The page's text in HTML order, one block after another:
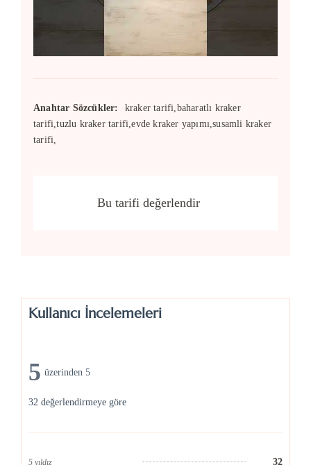
Anahtar Sözcükler:
kraker tarifi,baharatlı kraker
tarifi,tuzlu kraker tarifi,evde kraker yapımı,susamli kraker
tarifi,
Bu tarifi değerlendir
Kullanıcı İncelemeleri
5 üzerinden 5
32 değerlendirmeye göre
5 yıldız 32